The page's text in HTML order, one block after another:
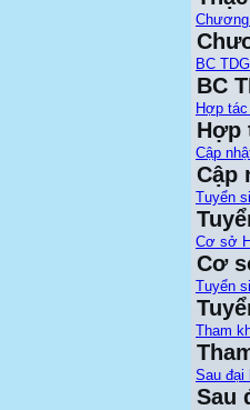
BC
BC
Hợp
Hợp
Cập
Cập
Tuyển
Cơ sở
Cơ
Tuyển
Tham
Sau đại
Sau